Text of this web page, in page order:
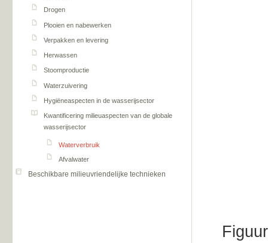
Drogen
Plooien en nabewerken
Verpakken en levering
Herwassen
Stoomproductie
Waterzuivering
Hygiëneaspecten in de wasserijsector
Kwantificering milieuaspecten van de globale
wasserijsector
Waterverbruik
Afvalwater
Beschikbare milieuvriendelijke technieken